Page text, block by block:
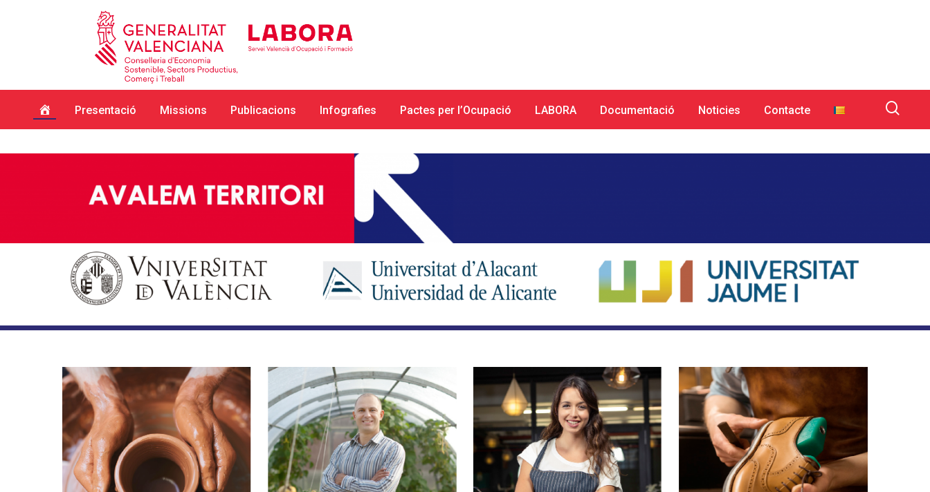
Presentació Missions Publicacions Infografies Pactes per l’Ocupació LABORA Documentació Noticies Contacte